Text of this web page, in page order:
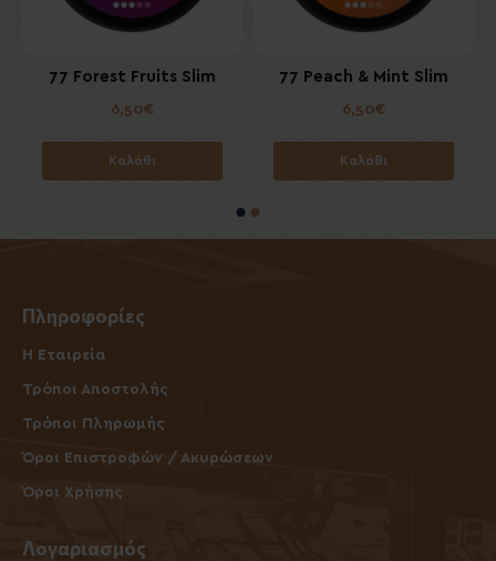
77 Forest Fruits Slim
6,50€
Καλάθι
77 Peach & Mint Slim
6,50€
Καλάθι
Πληροφορίες
Η Εταιρεία
Τρόποι Αποστολής
Τρόποι Πληρωμής
Όροι Επιστροφών / Ακυρώσεων
Όροι Χρήσης
Λογαριασμός